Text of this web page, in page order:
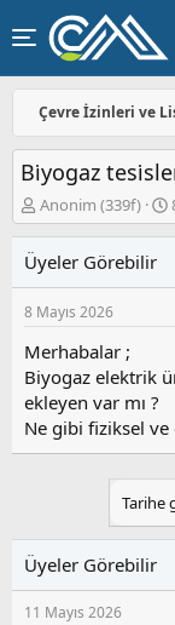
Çevre İzinleri ve
Bi̇yogaz
K
o
u
y
u
b
a
ş
l
a
Anonim (339f)
i
Üyeler Görebilir
8 Mayıs 2026
Merhabalar ;
Biyogaz elektrik
ekleyen var mı ?
Ne gibi fiziksel
Tarihe
Üyeler Görebilir
11 Mayıs 2026